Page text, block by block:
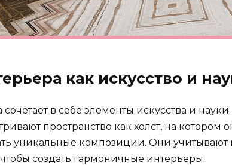
как искусство и
в себе элементы искусства и
пространство как холст, на котором
уникальные композиции. Они учитывают
создать гармоничные интерьеры.